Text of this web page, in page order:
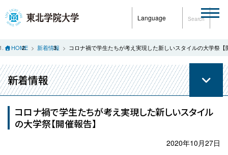
Language Search
HOME 新着情報 コロナ禍で学生たちが考え実現した新しいスタイルの大学祭【
新着情報
コロナ禍で学生たちが考え実現した新しいスタイル
の大学祭【開催報告】
2020年10月27日